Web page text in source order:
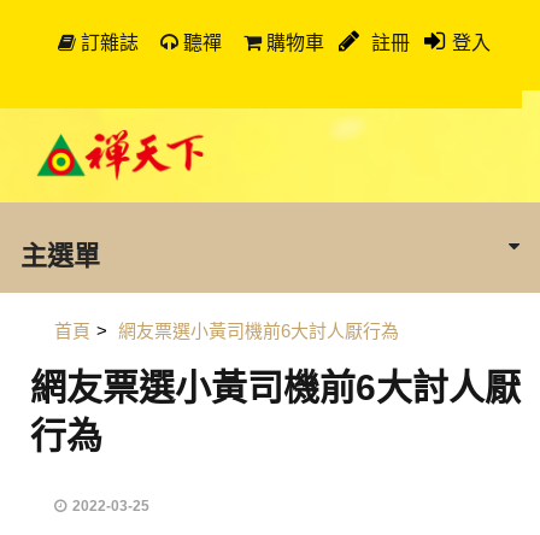
訂雜誌 聽禪 購物車 註冊 登入
主選單
首頁 > 網友票選小黃司機前6大討人厭行為
網友票選小黃司機前6大討人厭
行為
2022-03-25